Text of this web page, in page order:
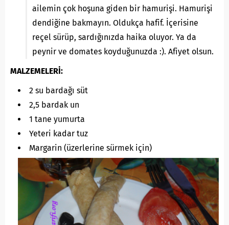
ailemin çok hoşuna giden bir hamurişi. Hamurişi
dendiğine bakmayın. Oldukça hafif. İçerisine
reçel sürüp, sardığınızda haika oluyor. Ya da
peynir ve domates koyduğunuzda :). Afiyet olsun.
MALZEMELERİ:
2 su bardağı süt
2,5 bardak un
1 tane yumurta
Yeteri kadar tuz
Margarin (üzerlerine sürmek için)